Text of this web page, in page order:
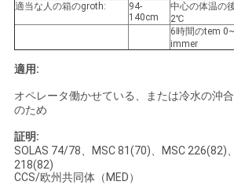
適当な人の箱のgroth:
94-
140cm
中心の体温の
2℃
6時間のtem
immer
適用:
オペレータ働かせている、または冷水の沖
のため
証明:
SOLAS 74/78、MSC 81(70)、MSC 226(82)
218(82)
CCS/欧州共同体（MED）